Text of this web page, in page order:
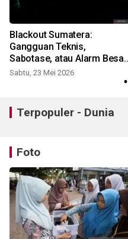
Blackout Sumatera:
Gangguan Teknis,
Sabotase, atau Alarm Besar
Sistem Listrik Nasional?
Sabtu, 23 Mei 2026
Terpopuler - Dunia
Foto